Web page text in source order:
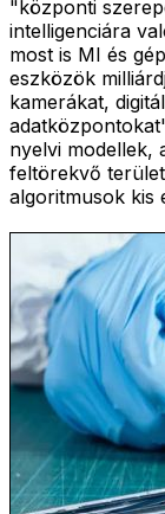
"központi
intelligenciára
most is MI és
eszközök
kamerákat,
nyelvi modellek,
feltörekvő
algoritmusok kis